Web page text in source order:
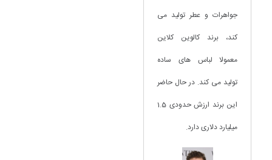
جواهرات و عطر تولید می
کند، برند کالوین کلاین
معمولا لباس های ساده
تولید می کند. در حال حاضر
این برند ارزش حدودی 1.5
میلیارد دلاری دارد.